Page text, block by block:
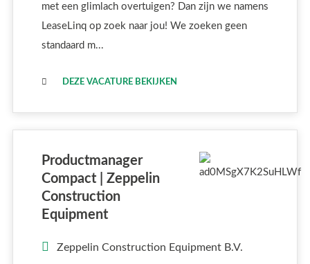
met een glimlach overtuigen? Dan zijn we namens
LeaseLinq op zoek naar jou! We zoeken geen
standaard m...
DEZE VACATURE BEKIJKEN
Productmanager
Compact | Zeppelin
Construction
Equipment
Zeppelin Construction Equipment B.V.